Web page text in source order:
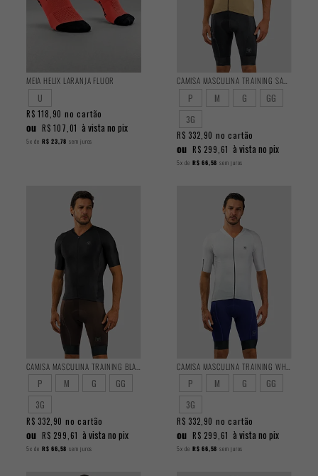
MEIA HELIX LARANJA FLUOR
U
R$ 118,90 no cartão
ou R$ 107,01 à vista no pix
5x de R$ 23,78 sem juros
P M G
GG
3G
R$ 332,90 no cartão
ou R$ 299,61 à vista no pix
5x de R$ 66,58 sem juros
P M G
GG
3G
R$ 332,90 no cartão
ou R$ 299,61 à vista no pix
5x de R$ 66,58 sem juros
P M G
GG
3G
R$ 332,90 no cartão
ou R$ 299,61 à vista no pix
5x de R$ 66,58 sem juros